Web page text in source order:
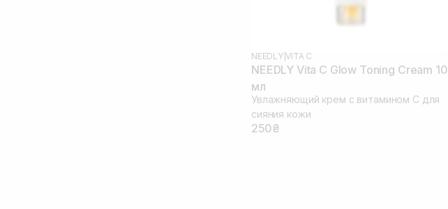
NEEDLY|VITA C
NEEDLY Vita C Glow Toning Cream 10
мл
Увлажняющий крем с витамином С для
сияния кожи
250₴